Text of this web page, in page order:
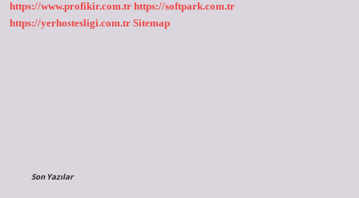
https://www.profikir.com.tr https://softpark.com.tr
https://yerhostesligi.com.tr Sitemap
Son Yazılar